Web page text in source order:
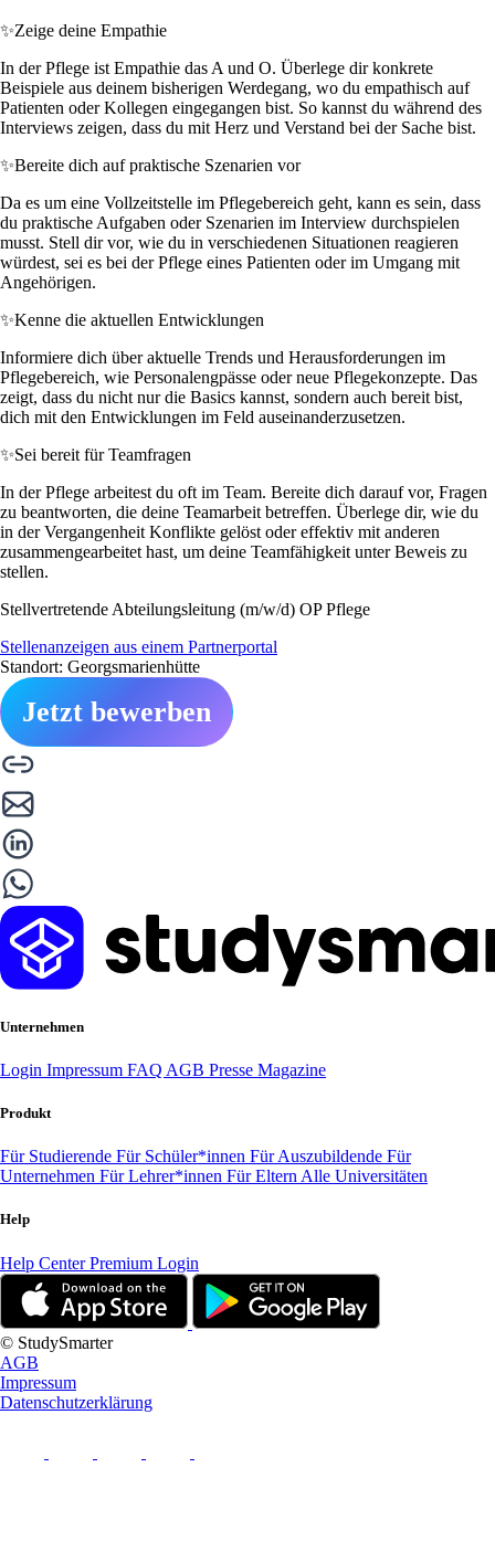
✨Zeige deine Empathie
In der Pflege ist Empathie das A und O. Überlege dir konkrete
Beispiele aus deinem bisherigen Werdegang, wo du empathisch auf
Patienten oder Kollegen eingegangen bist. So kannst du während des
Interviews zeigen, dass du mit Herz und Verstand bei der Sache bist.
✨Bereite dich auf praktische Szenarien vor
Da es um eine Vollzeitstelle im Pflegebereich geht, kann es sein, dass
du praktische Aufgaben oder Szenarien im Interview durchspielen
musst. Stell dir vor, wie du in verschiedenen Situationen reagieren
würdest, sei es bei der Pflege eines Patienten oder im Umgang mit
Angehörigen.
✨Kenne die aktuellen Entwicklungen
Informiere dich über aktuelle Trends und Herausforderungen im
Pflegebereich, wie Personalengpässe oder neue Pflegekonzepte. Das
zeigt, dass du nicht nur die Basics kannst, sondern auch bereit bist,
dich mit den Entwicklungen im Feld auseinanderzusetzen.
✨Sei bereit für Teamfragen
In der Pflege arbeitest du oft im Team. Bereite dich darauf vor, Fragen
zu beantworten, die deine Teamarbeit betreffen. Überlege dir, wie du
in der Vergangenheit Konflikte gelöst oder effektiv mit anderen
zusammengearbeitet hast, um deine Teamfähigkeit unter Beweis zu
stellen.
Stellvertretende Abteilungsleitung (m/w/d) OP Pflege
Stellenanzeigen aus einem Partnerportal
Standort: Georgsmarienhütte
Jetzt bewerben
Unternehmen
Login Impressum FAQ AGB Presse Magazine
Produkt
Für Studierende Für Schüler*innen Für Auszubildende Für
Unternehmen Für Lehrer*innen Für Eltern Alle Universitäten
Help
Help CenterPremium Login
© StudySmarter
AGB
Impressum
Datenschutzerklärung